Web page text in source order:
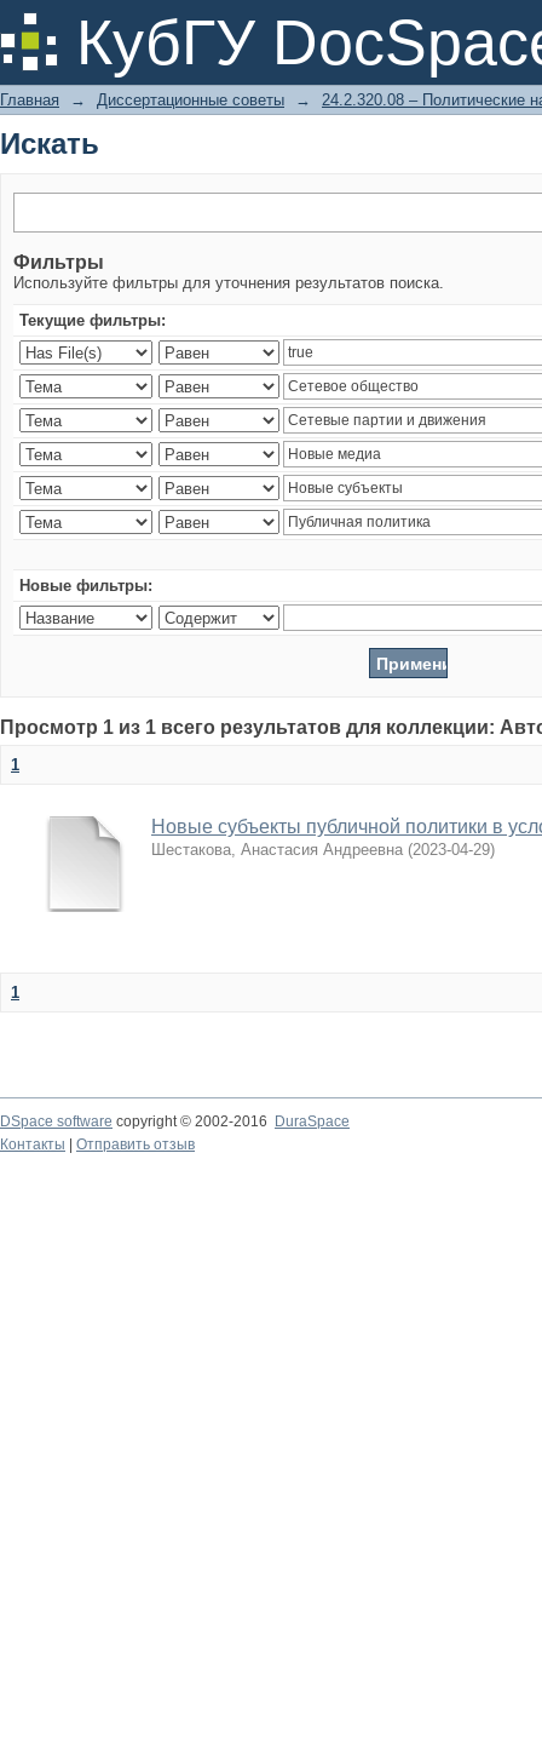
КубГУ
Искать
Главная → Диссертационные советы → 24.2.320.08 – Политические
Искать
Фильтры
Используйте фильтры для уточнения результатов поиска.
Текущие фильтры:
Новые фильтры:
Просмотр 1 из 1 всего результатов для коллекции:
1
Новые субъекты публичной политики в
Шестакова, Анастасия Андреевна (2023-04-29)
1
DSpace software copyright © 2002-2016
DuraSpace
Контакты
Отправить отзыв